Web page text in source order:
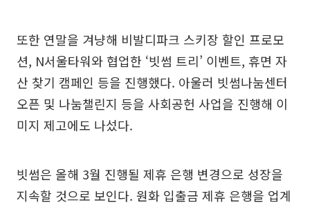
또한 연말을 겨냥해 비발디파크 스키장 할인 프로모
션, N서울타워와 협업한 ‘빗썸 트리’ 이벤트, 휴면 자
산 찾기 캠페인 등을 진행했다. 아울러 빗썸나눔센터
오픈 및 나눔챌린지 등을 사회공헌 사업을 진행해 이
미지 제고에도 나섰다.
빗썸은 올해 3월 진행될 제휴 은행 변경으로 성장을
지속할 것으로 보인다. 원화 입출금 제휴 은행을 업계